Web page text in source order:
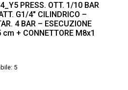
PRESS. OTT. 1/10 BAR
G1/4″ CILINDRICO –
4 BAR – ESECUZIONE
+ CONNETTORE M8x1
5